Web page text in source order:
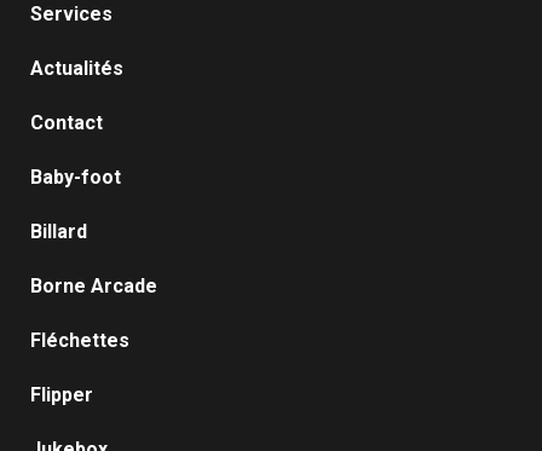
Services
Actualités
Contact
Baby-foot
Billard
Borne Arcade
Fléchettes
Flipper